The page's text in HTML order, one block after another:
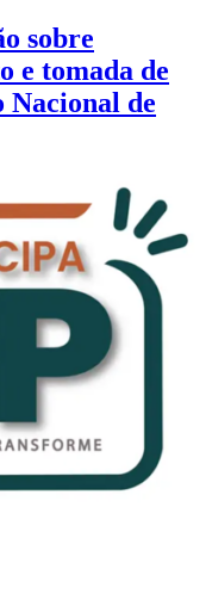
sobre
e tomada de
Nacional de